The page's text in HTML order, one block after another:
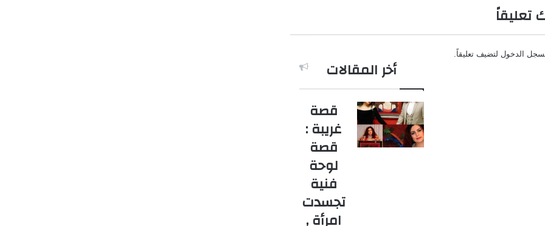
تعليقاً
الدخول لتضيف تعليقاً.
أخر المقالات
قصة
غريبة :
قصة
لوحة
فنية
تجسدت
امرأة ,